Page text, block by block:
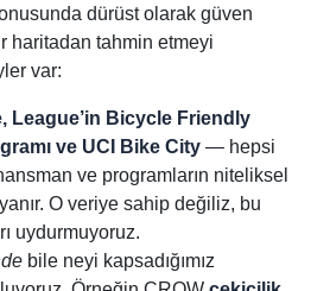
dürüst olarak güven
haritadan tahmin etmeyi
var:
League’in Bicycle Friendly
ve UCI Bike City — hepsi
ve programların niteliksel
O veriye sahip değiliz, bu
uydurmuyoruz.
bile neyi kapsadığımız